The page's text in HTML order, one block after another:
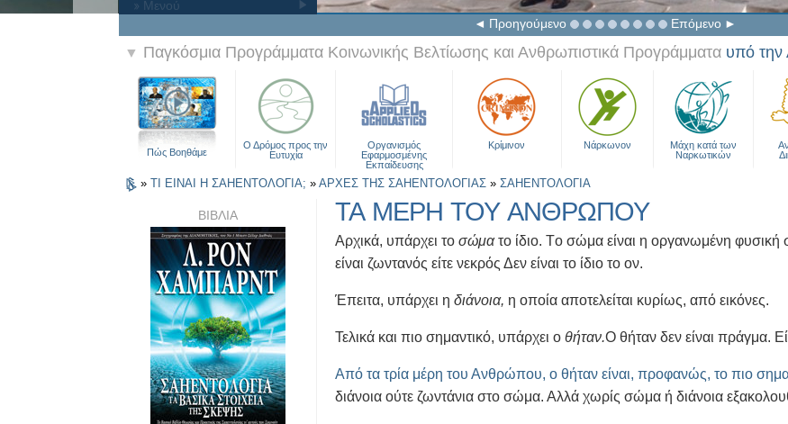
Προηγούμενο Επόμενο
» Μενού
▼ Παγκόσμια Προγράμματα Κοινωνικής Βελτίωσης και Ανθρωπιστικά Προγράμματα υπό την
Πώς Βοηθάμε
Ο Δρόμος προς την
Ευτυχία
Οργανισμός
Εφαρμοσμένης
Εκπαίδευσης
Κρίμινον Νάρκωνον
Μάχη κατά των
Ναρκωτικών
» ΤΙ ΕΙΝΑΙ Η ΣΑΗΕΝΤΟΛΟΓΙΑ; » ΑΡΧΕΣ ΤΗΣ ΣΑΗΕΝΤΟΛΟΓΙΑΣ » ΣΑΗΕΝΤΟΛΟΓΙΑ
ΤΑ ΜΕΡΗ ΤΟΥ ΑΝΘΡΩΠΟΥ
Αρχικά, υπάρχει το σώματο ίδιο. Tο σώμα είναι η οργανωμένη
είναι ζωντανός είτε νεκρός Δεν είναι το ίδιο το ον.
Έπειτα, υπάρχει η διάνοια, η οποία αποτελείται κυρίως, από εικόνες.
Τελικά και πιο σημαντικό, υπάρχει ο θήταν.Ο θήταν δεν είναι πράγμα.
Από τα τρία μέρη του Ανθρώπου, ο θήταν είναι, προφανώς, το πιο
διάνοια ούτε ζωντάνια στο σώμα. Αλλά χωρίς σώμα ή διάνοια
ΒΙΒΛΙΑ